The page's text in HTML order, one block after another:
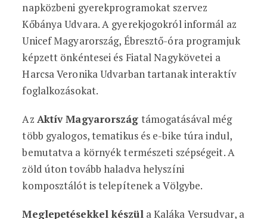
napközbeni gyerekprogramokat szervez
Kőbánya Udvara. A gyerekjogokról informál az
Unicef Magyarország, Ébresztő-óra programjuk
képzett önkéntesei és Fiatal Nagykövetei a
Harcsa Veronika Udvarban tartanak interaktív
foglalkozásokat.
Az Aktív Magyarország támogatásával még
több gyalogos, tematikus és e-bike túra indul,
bemutatva a környék természeti szépségeit. A
zöld úton tovább haladva helyszíni
komposztálót is telepítenek a Völgybe.
Meglepetésekkel készüla Kaláka Versudvar, a